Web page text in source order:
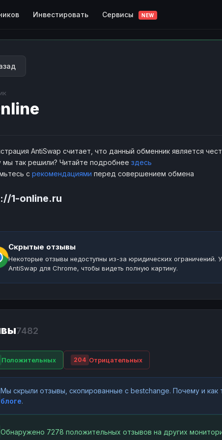
Инвестировать Сервисы NEW
AntiSwap считает, что данный обменник является
мы так решили? Читайте подробнее здесь
с рекомендациями перед совершением обмена
1-online.ru
Скрытые отзывы
Некоторые отзывы недоступны из-за юридических ограничений.
AntiSwap для Chrome, чтобы видеть полную картину.
7482
Положительных 204 Отрицательных
Мы скрыли отзывы, скопированные с bestchange. Почему и
блоге.
Обнаружено 7278 положительных отзывов на других